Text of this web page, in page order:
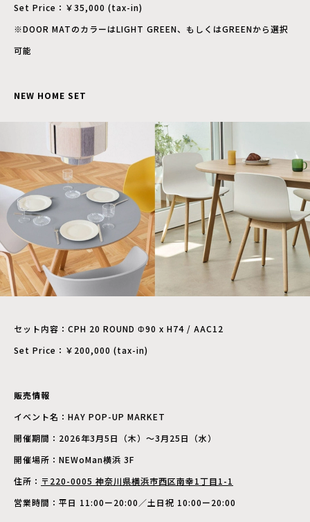
Set Price：￥35,000 (tax-in)
※DOOR MATのカラーはLIGHT GREEN、もしくはGREENから選択
可能
NEW HOME SET
セット内容：CPH 20 ROUND Φ90 x H74 / AAC12
Set Price：￥200,000 (tax-in)
販売情報
イベント名：HAY POP-UP MARKET
開催期間：2026年3月5日（木）〜3月25日（水）
開催場所：NEWoMan横浜 3F
住所： 〒220-0005 神奈川県横浜市西区南幸1丁目1-1
営業時間：平日 11:00ー20:00／土日祝 10:00ー20:00